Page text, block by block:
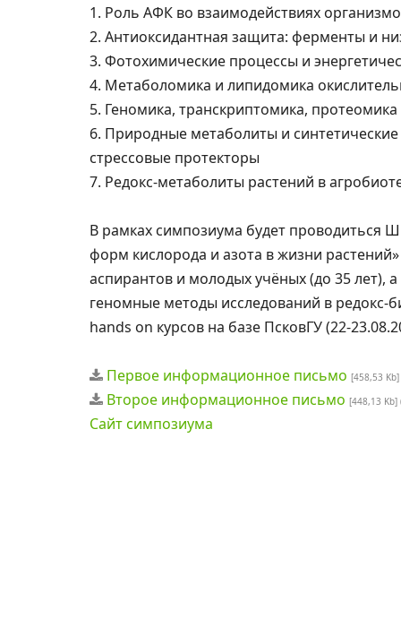
1. Роль АФК во взаимодействиях
2. Антиоксидантная защита: ферменты и
3. Фотохимические процессы и
4. Метаболомика и липидомика
5. Геномика, транскриптомика,
6. Природные метаболиты и
стрессовые протекторы
7. Редокс-метаболиты растений в
В рамках симпозиума будет проводиться
форм кислорода и азота в жизни
аспирантов и молодых учёных (до 35 лет),
геномные методы исследований в редокс-
hands on курсов на базе ПсковГУ (22-
Первое информационное письмо [458,53
Второе информационное письмо [448,13 Kb]
Сайт симпозиума